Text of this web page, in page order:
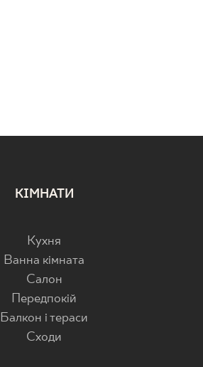
КІМНАТИ
Кухня
Ванна кімната
Салон
Передпокій
Балкон і тераси
Cходи